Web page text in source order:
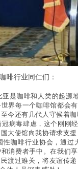
啡行业同仁们：
咖啡和人类的起源地
界每一个咖啡馆都会
今还有几代人守候着咖
毒肆虐，这个刚刚经
大使馆向我协请求支
啡行业协会，通过大
消费者手中。在我们
渡过难关，将友谊传递